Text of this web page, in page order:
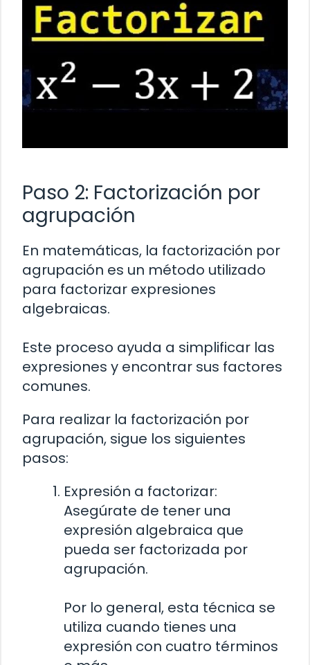
Paso 2: Factorización por
agrupación
En matemáticas, la factorización por
agrupación es un método utilizado
para factorizar expresiones
algebraicas.
Este proceso ayuda a simplificar las
expresiones y encontrar sus factores
comunes.
Para realizar la factorización por
agrupación, sigue los siguientes
pasos:
Expresión a factorizar:
Asegúrate de tener una
expresión algebraica que
pueda ser factorizada por
agrupación.
Por lo general, esta técnica se
utiliza cuando tienes una
expresión con cuatro términos